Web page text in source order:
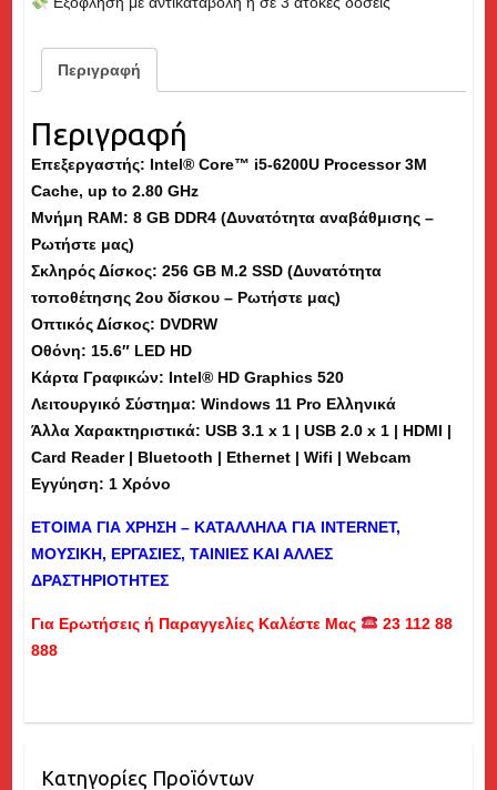
8GB
256GB
M.2
15.6"
-
Εκθεσιακό
(tb)
ποσότητα
Περιγραφή
Περιγραφή
Επεξεργαστής: Intel® Core™ i5-6200U Processor 3M
Cache, up to 2.80 GHz
Μνήμη RAM: 8 GB DDR4 (Δυνατότητα αναβάθμισης –
Ρωτήστε μας)
Σκληρός Δίσκος: 256 GB M.2 SSD (Δυνατότητα
τοποθέτησης 2ου δίσκου – Ρωτήστε μας)
Οπτικός Δίσκος: DVDRW
Οθόνη: 15.6″ LED HD
Κάρτα Γραφικών: Intel® HD Graphics 520
Λειτουργικό Σύστημα: Windows 11 Pro Ελληνικά
Άλλα Χαρακτηριστικά: USB 3.1 x 1 | USB 2.0 x 1 | HDMI |
Card Reader | Bluetooth | Ethernet | Wifi | Webcam
Εγγύηση: 1 Χρόνο
ΕΤΟΙΜΑ ΓΙΑ ΧΡΗΣΗ – ΚΑΤΑΛΛΗΛΑ ΓΙΑ INTERNET,
ΜΟΥΣΙΚΗ, ΕΡΓΑΣΙΕΣ, ΤΑΙΝΙΕΣ ΚΑΙ ΑΛΛΕΣ
ΔΡΑΣΤΗΡΙΟΤΗΤΕΣ
Για Ερωτήσεις ή Παραγγελίες Καλέστε Μας
23 112 88
888
Κατηγορίες Προϊόντων